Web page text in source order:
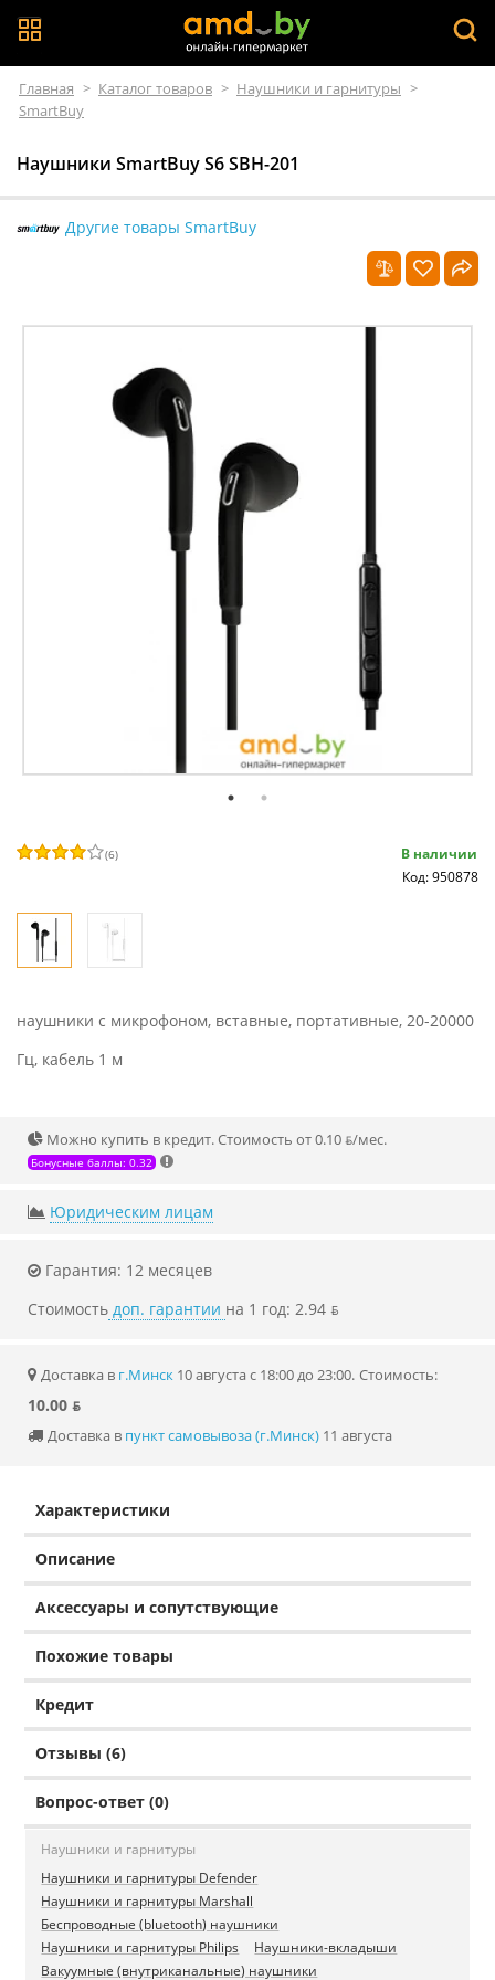
Главная > Каталог товаров > Наушники и гарнитуры >
SmartBuy
Наушники SmartBuy S6 SBH-201
Другие товары SmartBuy
(6)
В наличии
Код: 950878
наушники с микрофоном, вставные, портативные, 20-20000
Гц, кабель 1 м
Можно купить в кредит. Стоимость от 0.10 ƃ/мec.
Бонусные баллы: 0.32
Юридическим лицам
Гарантия: 12 месяцев
Стоимость доп. гарантии на 1 год: 2.94 ƃ
Доставка в г.Минск 10 августа с 18:00 до 23:00. Стоимость:
10.00 ƃ
Доставка в пункт самовывоза (г.Минск) 11 августа
Характеристики
Описание
Аксессуары и сопутствующие
Похожие товары
Кредит
Отзывы (6)
Вопрос-ответ (0)
Наушники и гарнитуры
Наушники и гарнитуры Defender
Наушники и гарнитуры Marshall
Беспроводные (bluetooth) наушники
Наушники и гарнитуры Philips
Наушники-вкладыши
Вакуумные (внутриканальные) наушники